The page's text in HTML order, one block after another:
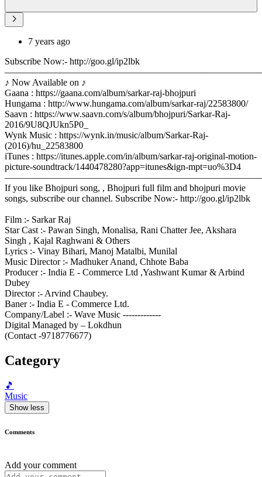
7 years ago
Subscribe Now:- http://goo.gl/ip2lbk
♪ Now Available on ♪
Gaana : https://gaana.com/album/sarkar-raj-bhojpuri
Hungama : http://www.hungama.com/album/sarkar-raj/22583800/
Saavn : https://www.saavn.com/s/album/bhojpuri/Sarkar-Raj-
2016/9U8QJUkn5P0_
Wynk Music : https://wynk.in/music/album/Sarkar-Raj-
(2016)/hu_22583800
iTunes : https://itunes.apple.com/in/album/sarkar-raj-original-motion-
picture-soundtrack/1440478280?app=itunes&ign-mpt=uo%3D4
If you like Bhojpuri song, , Bhojpuri full film and bhojpuri movie
songs, subscribe our channel. Subscribe Now:- http://goo.gl/ip2lbk
Film :- Sarkar Raj
Star Cast :- Pawan Singh, Monalisa, Rani Chatter Jee, Akshara
Singh , Kajal Raghwani & Others
Lyrics :- Vinay Bihari, Manoj Matalbi, Munilal
Music Director :- Madhuker Anand, Chhote Baba
Producer :- India E - Commerce Ltd ,Yashwant Kumar & Arbind
Dubey
Director :- Arvind Chaubey.
Baner :- India E - Commerce Ltd.
Company/Label :- Wave Music -------------
Digital Managed by – Lokdhun
(Contact -9718776677)
Category
🎵
Music
Show less
Comments
Add your comment